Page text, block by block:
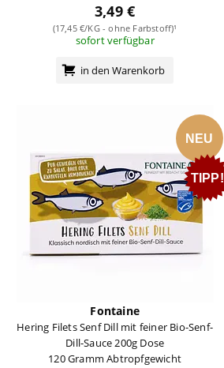
3,49 €
(17,45 €/KG - ohne Farbstoff)¹
sofort verfügbar
in den Warenkorb
NEU
TIPP!
Fontaine
Hering Filets Senf Dill mit feiner Bio-Senf-
Dill-Sauce 200g Dose
120 Gramm Abtropfgewicht